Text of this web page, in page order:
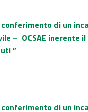
di un
– OCSAE
”
di un